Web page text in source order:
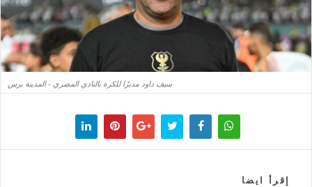
سيف داود مديرًا للكرة بالنادي المصري - المدينة برس
إقرأ ايضا